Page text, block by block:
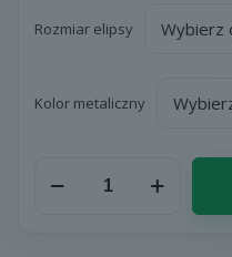
Rozmiar elipsy
Kolor metaliczny
Naklejki